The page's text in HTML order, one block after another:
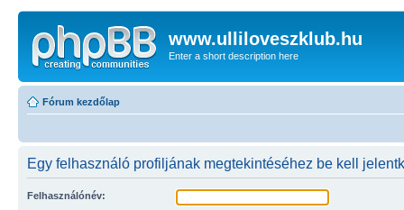
www.ulliloveszklub.hu
Enter a short description here
Fórum kezdőlap
Egy felhasználó profiljának megtekintéséhez be kell
Felhasználónév: